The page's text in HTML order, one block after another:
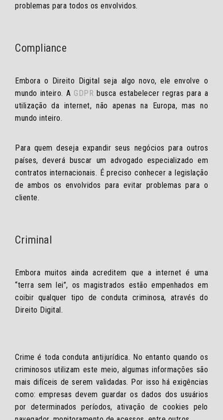
problemas para todos os envolvidos.
Compliance
Embora o Direito Digital seja algo novo, ele envolve o
mundo inteiro. A GDPR busca estabelecer regras para a
utilização da internet, não apenas na Europa, mas no
mundo inteiro.
Para quem deseja expandir seus negócios para outros
países, deverá buscar um advogado especializado em
contratos internacionais. É preciso conhecer a legislação
de ambos os envolvidos para evitar problemas para o
cliente.
Criminal
Embora muitos ainda acreditem que a internet é uma
“terra sem lei”, os magistrados estão empenhados em
coibir qualquer tipo de conduta criminosa, através do
Direito Digital.
Crime é toda conduta antijurídica. No entanto quando os
criminosos utilizam este meio, algumas informações são
mais difíceis de serem validadas. Por isso há exigências
como: empresas devem guardar os dados dos usuários
por determinados períodos, ativação de cookies pelo